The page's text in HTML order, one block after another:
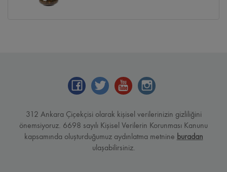
312 Ankara Çiçekçisi olarak kişisel verilerinizin gizliliğini
önemsiyoruz. 6698 sayılı Kişisel Verilerin Korunması Kanunu
kapsamında oluşturduğumuz aydınlatma metnine buradan
ulaşabilirsiniz.